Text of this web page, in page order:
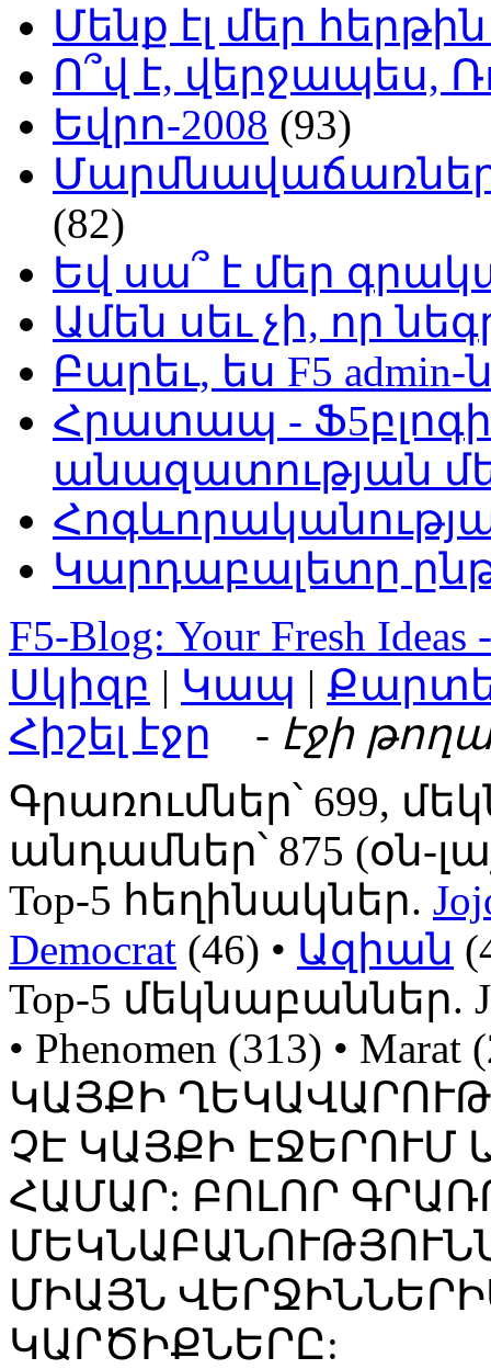
Մենք էլ մեր
Ո՞վ է, վերջապես,
Եվրո-2008 (93)
Մարմնավաճառներ
(82)
Եվ սա՞ է մեր
Ամեն սեւ չի, որ
Բարեւ, ես F5 admin-
Հրատապ -
անազատության
Կարդաբալետը
F5-Blog: Your Fresh Ideas
Սկիզբ | Կապ |
Հիշել էջը
- էջի
Գրառումներ՝ 699,
անդամներ՝ 875 (օն-
Top-5 հեղինակներ.
Democrat (46) • Ազիան
Top-5 մեկնաբաններ.
• Phenomen (313) •
ԿԱՅՔԻ
ՉԷ ԿԱՅՔԻ
ՀԱՄԱՐ: ԲՈԼՈՐ
ՄԻԱՅՆ
ԿԱՐԾԻՔՆԵՐԸ: